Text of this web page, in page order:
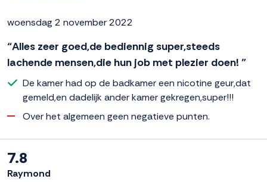
woensdag 2 november 2022
“Alles zeer goed,de bediennig super,steeds
lachende mensen,die hun job met plezier doen! ”
De kamer had op de badkamer een nicotine geur,dat
gemeld,en dadelijk ander kamer gekregen,super!!!
Over het algemeen geen negatieve punten.
7.8
Raymond